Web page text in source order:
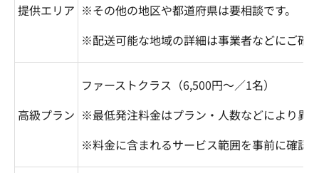
提供エリア ※その他の地区や都道府県は要相談です。
※配送可能な地域の詳細は事業者などにご確
高級プラン
ファーストクラス（6,500円～／1名）
※最低発注料金はプラン・人数などにより異
※料金に含まれるサービス範囲を事前に確認